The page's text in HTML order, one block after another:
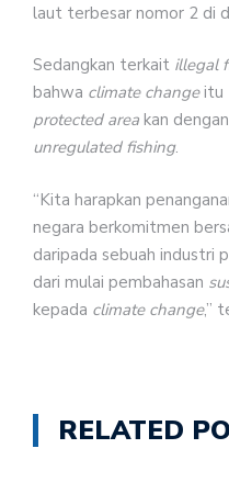
laut terbesar nomor 2 di
Sedangkan terkait illegal
bahwa climate changeitu
protected area kan dengan
unregulated fishing.
“Kita harapkan
negara berkomitmen
daripada sebuah industri
dari mulai pembahasan
kepada climate change,”
RELATED